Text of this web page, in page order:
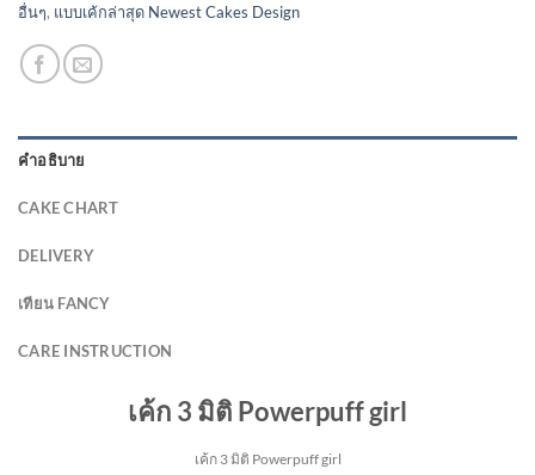
อื่นๆ, แบบเค้กล่าสุด Newest Cakes Design
คำอธิบาย
CAKE CHART
DELIVERY
เทียน FANCY
CARE INSTRUCTION
เค้ก 3 มิติ Powerpuff girl
เค้ก 3 มิติ Powerpuff girl